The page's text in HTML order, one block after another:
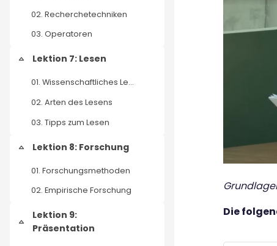
02. Recherchetechniken
03. Operatoren
Einklappen
Lektion 7: Lesen
01. Wissenschaftliches Lesen
02. Arten des Lesens
03. Tipps zum Lesen
Einklappen
Lektion 8: Forschung
01. Forschungsmethoden
02. Empirische Forschung
Einklappen
Lektion 9:
Präsentation
Die